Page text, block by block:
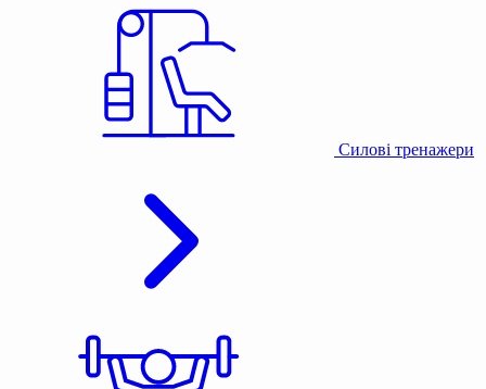
Силові тренажери